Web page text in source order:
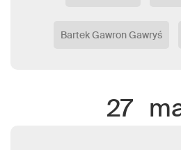
Bartek Gawron Gawryś
27